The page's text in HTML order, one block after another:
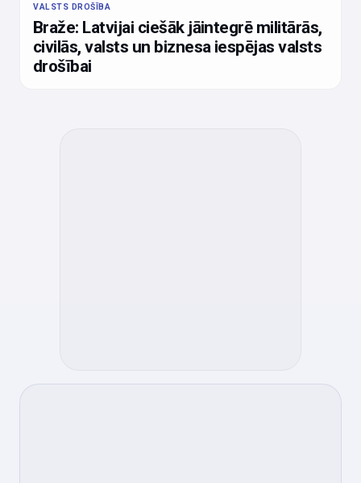
VALSTS DROŠĪBA
Braže: Latvijai ciešāk jāintegrē militārās,
civilās, valsts un biznesa iespējas valsts
drošībai